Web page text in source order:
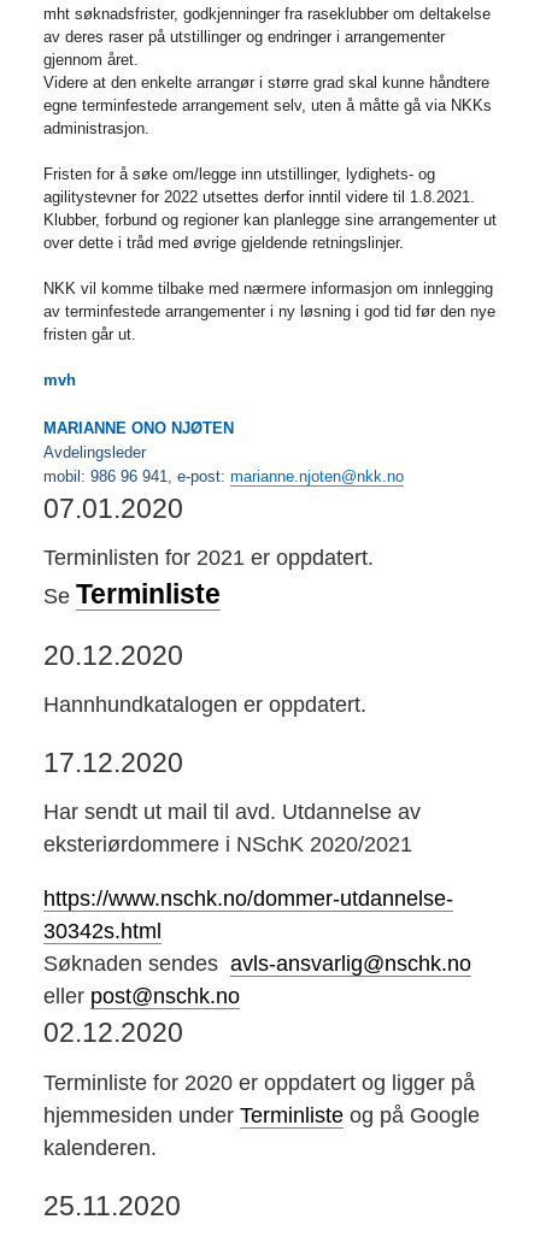
mht søknadsfrister, godkjenninger fra raseklubber om deltakelse
av deres raser på utstillinger og endringer i arrangementer
gjennom året.
Videre at den enkelte arrangør i større grad skal kunne håndtere
egne terminfestede arrangement selv, uten å måtte gå via NKKs
administrasjon.
Fristen for å søke om/legge inn utstillinger, lydighets- og
agilitystevner for 2022 utsettes derfor inntil videre til 1.8.2021.
Klubber, forbund og regioner kan planlegge sine arrangementer ut
over dette i tråd med øvrige gjeldende retningslinjer.
NKK vil komme tilbake med nærmere informasjon om innlegging
av terminfestede arrangementer i ny løsning i god tid før den nye
fristen går ut.
mvh
MARIANNE ONO NJØTEN
Avdelingsleder
mobil: 986 96 941, e-post: marianne.njoten@nkk.no
07.01.2020
Terminlisten for 2021 er oppdatert.
Se Terminliste
20.12.2020
Hannhundkatalogen er oppdatert.
17.12.2020
Har sendt ut mail til avd. Utdannelse av
eksteriørdommere i NSchK 2020/2021
https://www.nschk.no/dommer-utdannelse-
30342s.html
Søknaden sendes avls-ansvarlig@nschk.no
eller post@nschk.no
02.12.2020
Terminliste for 2020 er oppdatert og ligger på
hjemmesiden under Terminlisteog på Google
kalenderen.
25.11.2020